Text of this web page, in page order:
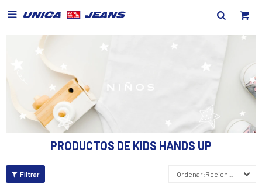

PRODUCTOS DE KIDS HANDS UP
Recientes